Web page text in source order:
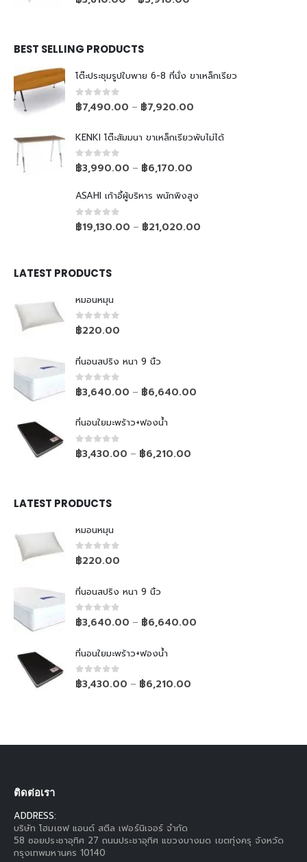
BEST SELLING PRODUCTS
โต๊ะประชุมรูปใบพาย 6-8 ที่นั่ง ขาเหล็กเรียว
0out of 5
฿7,490.00 – ฿7,920.00
KENKI โต๊ะสัมมนา ขาเหล็กเรียวพับไม่ได้
0out of 5
฿3,990.00 – ฿6,170.00
ASAHI เก้าอี้ผู้บริหาร พนักพิงสูง
0out of 5
฿19,130.00 – ฿21,020.00
LATEST PRODUCTS
หมอนหมุน
0out of 5
฿220.00
ที่นอนสปริง หนา 9 นิ้ว
0out of 5
฿3,640.00 – ฿6,640.00
ที่นอนใยมะพร้าว+ฟองน้ำ
0out of 5
฿3,430.00 – ฿6,210.00
LATEST PRODUCTS
หมอนหมุน
0out of 5
฿220.00
ที่นอนสปริง หนา 9 นิ้ว
0out of 5
฿3,640.00 – ฿6,640.00
ที่นอนใยมะพร้าว+ฟองน้ำ
0out of 5
฿3,430.00 – ฿6,210.00
ติดต่อเรา
ADDRESS:
บริษัท โฮมเซฟ แอนด์ สตีล เฟอร์นิเจอร์ จำกัด
58 ซอยประชาอุทิศ 27 ถนนประชาอุทิศ แขวงบางมด เขตทุ่งครุ จังหวัด
กรุงเทพมหานคร 10140